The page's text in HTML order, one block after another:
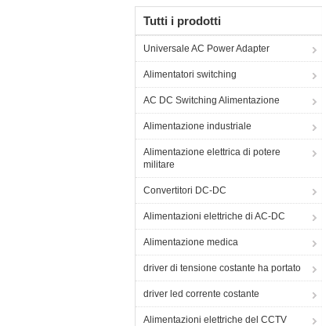
Tutti i prodotti
Universale AC Power Adapter
Alimentatori switching
AC DC Switching Alimentazione
Alimentazione industriale
Alimentazione elettrica di potere
militare
Convertitori DC-DC
Alimentazioni elettriche di AC-DC
Alimentazione medica
driver di tensione costante ha portato
driver led corrente costante
Alimentazioni elettriche del CCTV